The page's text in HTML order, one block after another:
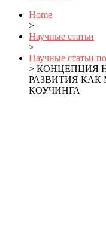
Home
>
Научные статьи
>
Научные статьи
> КОНЦЕПЦИЯ
РАЗВИТИЯ
КОУЧИНГА